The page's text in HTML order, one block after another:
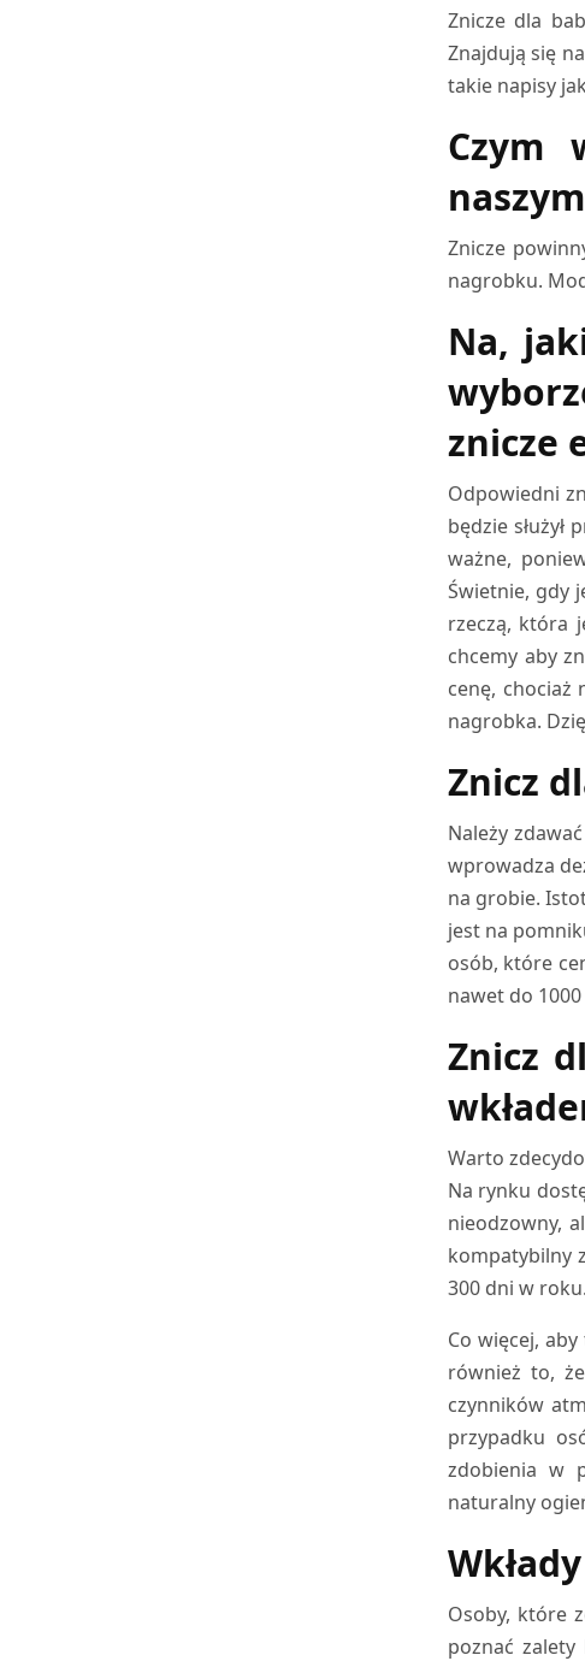
Znicze dla
Znajdują się
takie napisy
Czym
Znicze
nagrobku.
Na,
znicze
Odpowiedni
będzie służył
ważne,
Świetnie, gdy
rzeczą, która
chcemy aby
cenę, chociaż
nagrobka.
Znicz
Należy
wprowadza
na grobie.
jest na
osób, które
nawet do
Znicz
Warto
Na rynku
nieodzowny,
kompatybilny
300 dni w roku.
Co więcej,
również to,
czynników
przypadku
zdobienia w
naturalny
Osoby, które
poznać